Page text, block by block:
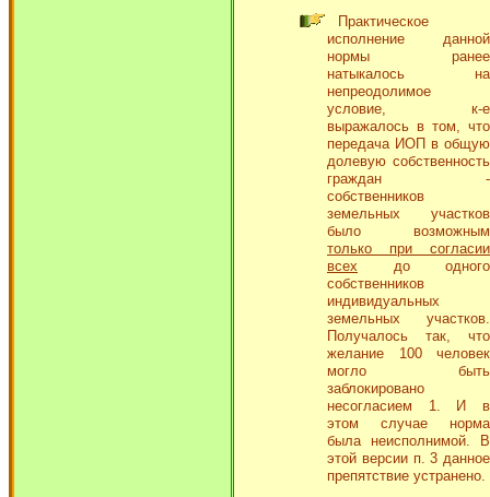
Практическое
исполнение данной
нормы ранее
натыкалось на
непреодолимое
условие, к-е
выражалось в том, что
передача ИОП в общую
долевую собственность
граждан -
собственников
земельных участков
было возможным
только при согласии
всех до одного
собственников
индивидуальных
земельных участков.
Получалось так, что
желание 100 человек
могло быть
заблокировано
несогласием 1. И в
этом случае норма
была неисполнимой. В
этой версии п. 3 данное
препятствие устранено.